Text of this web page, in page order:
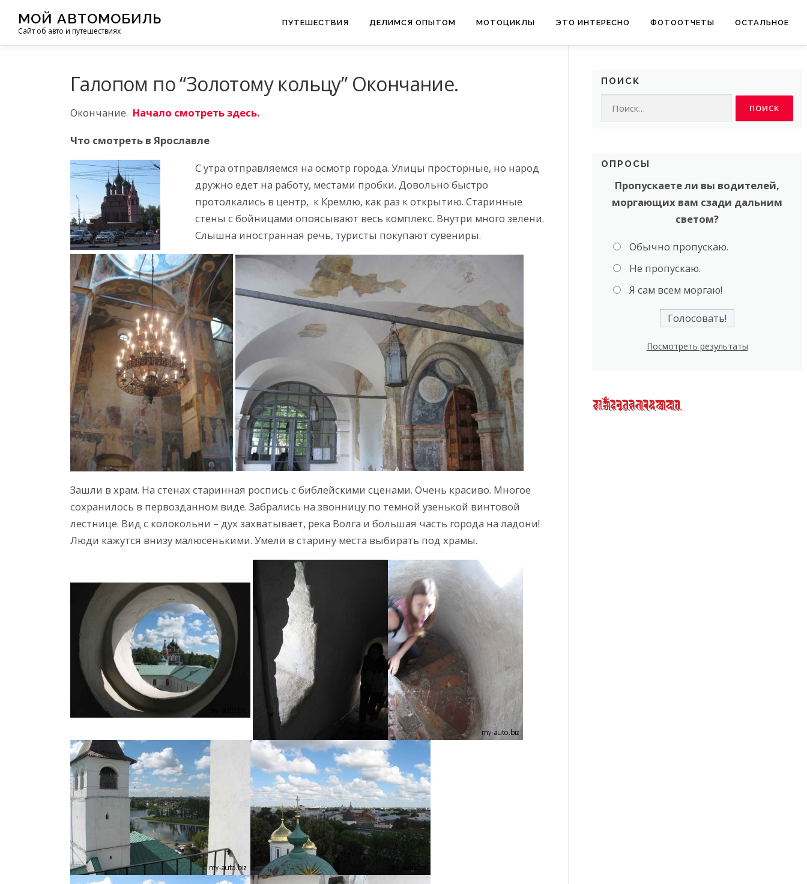
МОЙ АВТОМОБИЛЬ
Сайт об авто и путешествиях
ПУТЕШЕСТВИЯ ДЕЛИМСЯ ОПЫТОМ МОТОЦИКЛЫ ЭТО ИНТЕРЕСНО ФОТООТЧЕТЫ ОСТАЛЬНОЕ
Галопом по “Золотому кольцу” Окончание.
Окончание. Начало смотреть здесь.
Что смотреть в Ярославле
С утра отправляемся на осмотр города. Улицы просторные, но народ
дружно едет на работу, местами пробки. Довольно быстро
протолкались в центр, к Кремлю, как раз к открытию. Старинные
стены с бойницами опоясывают весь комплекс. Внутри много зелени.
Слышна иностранная речь, туристы покупают сувениры.
Зашли в храм. На стенах старинная роспись с библейскими сценами. Очень красиво. Многое
сохранилось в первозданном виде. Забрались на звонницу по темной узенькой винтовой
лестнице. Вид с колокольни – дух захватывает, река Волга и большая часть города на ладони!
Люди кажутся внизу малюсенькими. Умели в старину места выбирать под храмы.
ПОИСК
ОПРОСЫ
Пропускаете ли вы водителей,
моргающих вам сзади дальним
светом?
Обычно пропускаю.
Не пропускаю.
Я сам всем моргаю!
Посмотреть результаты